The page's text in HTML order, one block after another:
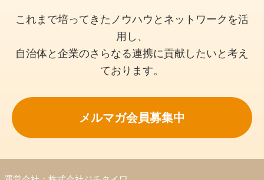
これまで培ってきたノウハウとネットワークを活
用し、
自治体と企業のさらなる連携に貢献したいと考え
ております。
メルマガ会員募集中